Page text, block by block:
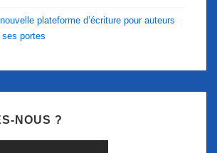
plateforme d’écriture pour auteurs
portes
NOUS ?